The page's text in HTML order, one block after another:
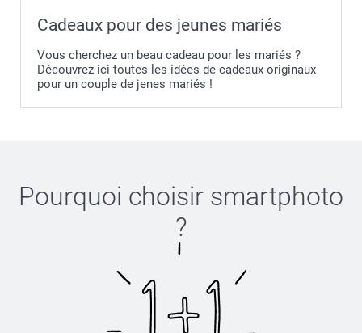
Cadeaux pour des jeunes mariés
Vous cherchez un beau cadeau pour les mariés ?
Découvrez ici toutes les idées de cadeaux originaux
pour un couple de jenes mariés !
Pourquoi choisir smartphoto
?